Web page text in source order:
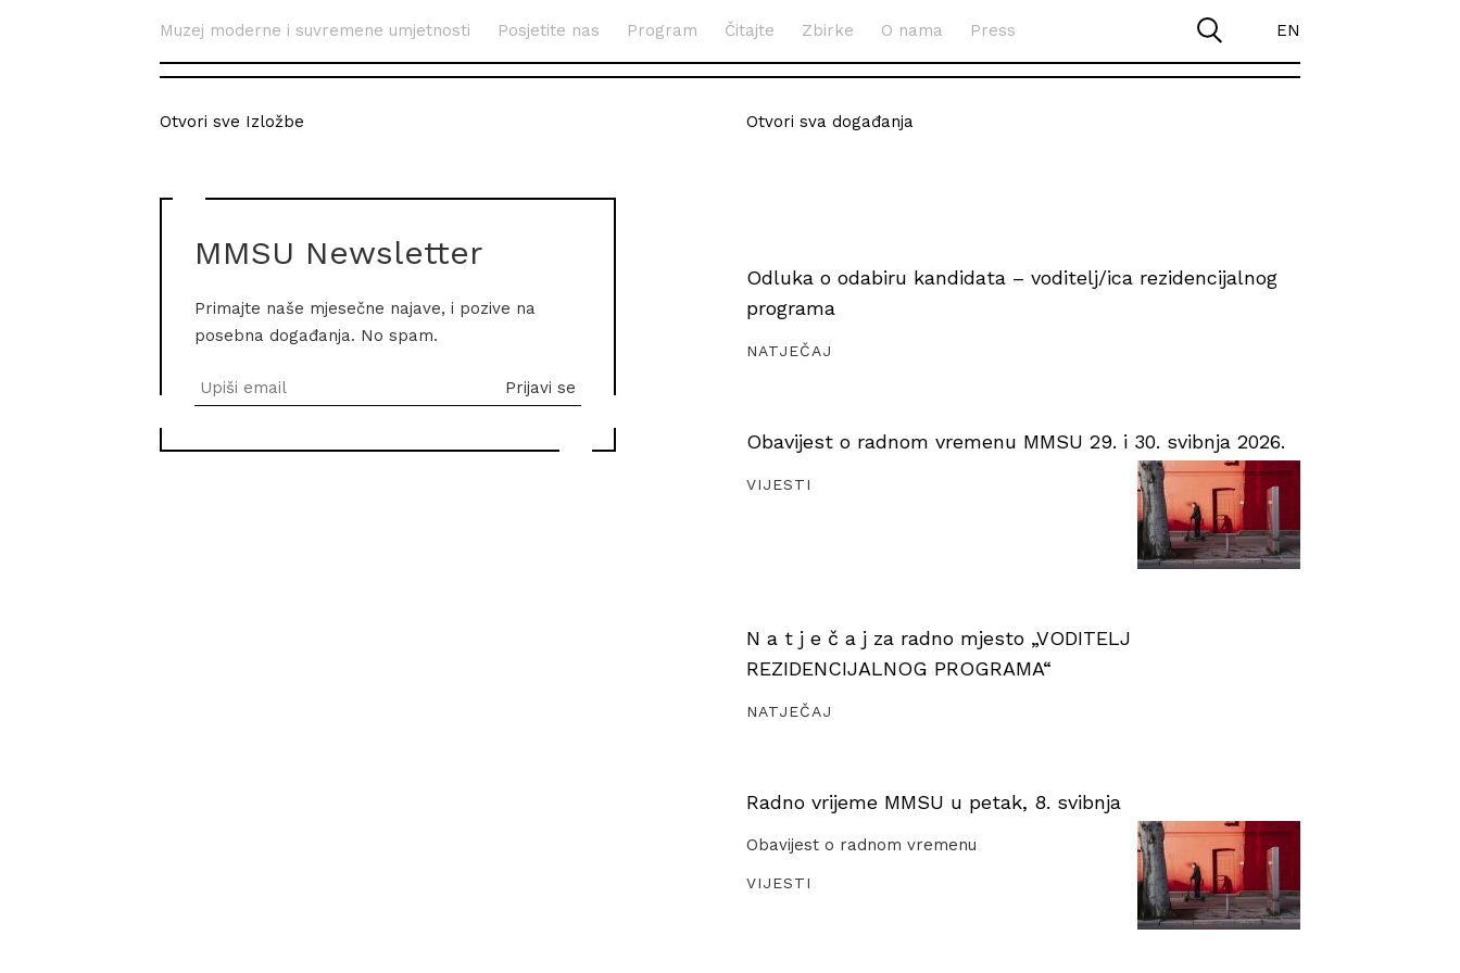
Muzej moderne i suvremene umjetnosti Posjetite nas Program Čitajte Zbirke O nama Press EN
Otvori sve Izložbe
MMSU Newsletter
Primajte naše mjesečne najave, i pozive na
posebna događanja. No spam.
Otvori sva događanja
Odluka o odabiru kandidata – voditelj/ica rezidencijalnog
programa
NATJEČAJ
Obavijest o radnom vremenu MMSU 29. i 30. svibnja 2026.
VIJESTI
N a t j e č a j za radno mjesto „VODITELJ
REZIDENCIJALNOG PROGRAMA“
NATJEČAJ
Radno vrijeme MMSU u petak, 8. svibnja
Obavijest o radnom vremenu
VIJESTI